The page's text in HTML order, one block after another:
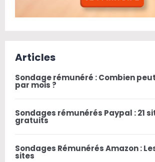
Articles
Sondage rémunéré : Combien
par mois ?
Sondages rémunérés Paypal : 21
gratuits
Sondages Rémunérés Amazon :
sites